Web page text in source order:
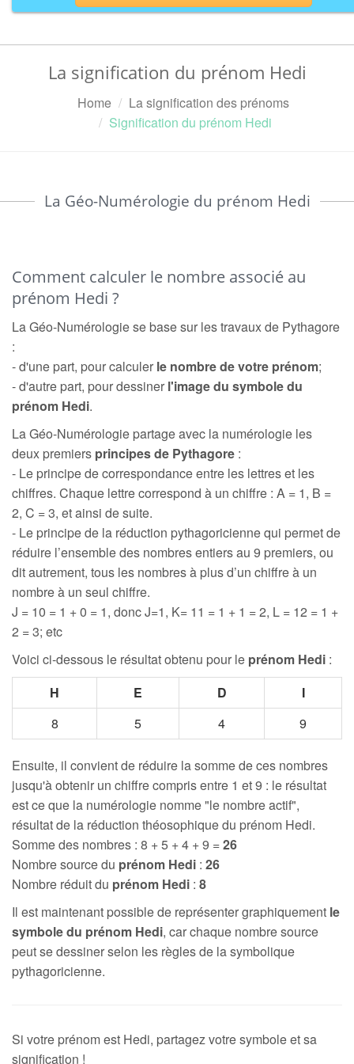
La signification du prénom Hedi
Home
La signification des prénoms
Signification du prénom Hedi
La Géo-Numérologie du prénom Hedi
Comment calculer le nombre associé au
prénom Hedi ?
La Géo-Numérologie se base sur les travaux de Pythagore
:
- d'une part, pour calculer le nombre de votre prénom;
- d'autre part, pour dessiner l'image du symbole du
prénom Hedi.
La Géo-Numérologie partage avec la numérologie les
deux premiers principes de Pythagore :
- Le principe de correspondance entre les lettres et les
chiffres. Chaque lettre correspond à un chiffre : A = 1, B =
2, C = 3, et ainsi de suite.
- Le principe de la réduction pythagoricienne qui permet de
réduire l’ensemble des nombres entiers au 9 premiers, ou
dit autrement, tous les nombres à plus d’un chiffre à un
nombre à un seul chiffre.
J = 10 = 1 + 0 = 1, donc J=1, K= 11 = 1 + 1 = 2, L = 12 = 1 +
2 = 3; etc
Voici ci-dessous le résultat obtenu pour le prénom Hedi :
H
E D
I
8
5 4 9
Ensuite, il convient de réduire la somme de ces nombres
jusqu'à obtenir un chiffre compris entre 1 et 9 : le résultat
est ce que la numérologie nomme "le nombre actif",
résultat de la réduction théosophique du prénom Hedi.
Somme des nombres : 8 + 5 + 4 + 9 =26
Nombre source du prénom Hedi : 26
Nombre réduit du prénom Hedi : 8
Il est maintenant possible de représenter graphiquement le
symbole du prénom Hedi, car chaque nombre source
peut se dessiner selon les règles de la symbolique
pythagoricienne.
Si votre prénom est Hedi, partagez votre symbole et sa
signification !